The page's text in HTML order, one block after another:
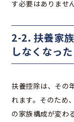
す必要はありません
2-2. 扶養家
しなくなった
扶養控除は、その
れます。そのため
の家族構成が変わ